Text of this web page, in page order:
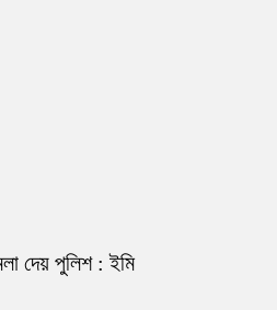
দেয় পুলিশ : ইমি